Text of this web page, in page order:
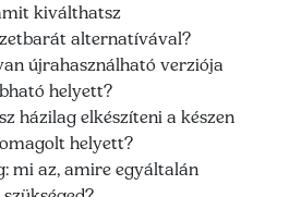
kiválthatsz
alternatívával?
újrahasználható verziója
helyett?
házilag elkészíteni a készen
helyett?
mi az, amire egyáltalán